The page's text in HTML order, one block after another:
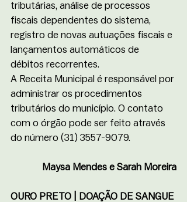
tributárias, análise de processos
fiscais dependentes do sistema,
registro de novas autuações fiscais e
lançamentos automáticos de
débitos recorrentes.
A Receita Municipal é responsável por
administrar os procedimentos
tributários do município. O contato
com o órgão pode ser feito através
do número (31) 3557-9079.
Maysa Mendes e Sarah Moreira
OURO PRETO | DOAÇÃO DE SANGUE